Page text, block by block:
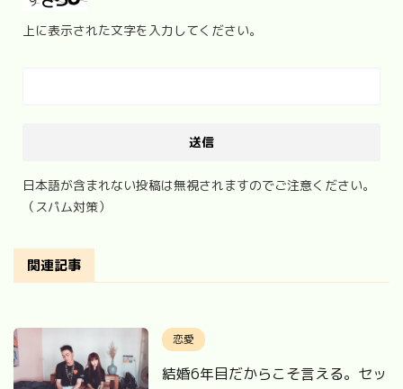
上に表示された文字を入力してください。
日本語が含まれない投稿は無視されますのでご注意ください。
（スパム対策）
関連記事
恋愛
結婚6年目だからこそ言える。セッ